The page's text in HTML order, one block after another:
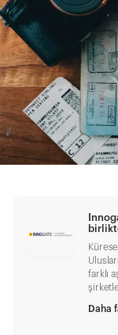
Küresel
farklı
Daha